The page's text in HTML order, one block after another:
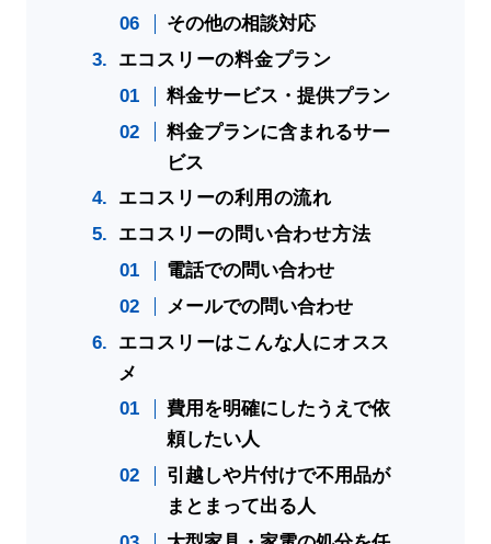
その他の相談対応
エコスリーの料金プラン
料金サービス・提供プラン
料金プランに含まれるサー
ビス
エコスリーの利用の流れ
エコスリーの問い合わせ方法
電話での問い合わせ
メールでの問い合わせ
エコスリーはこんな人にオスス
メ
費用を明確にしたうえで依
頼したい人
引越しや片付けで不用品が
まとまって出る人